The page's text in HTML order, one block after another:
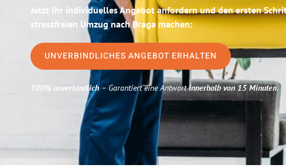
Jetzt Ihr individuelles Angebot anfordern und den ersten
stressfreien Umzug nach Braga machen:
UNVERBINDLICHES ANGEBOT ERHALTEN
100% unverbindlich– Garantiert eine Antwortinnerhalb von 15 Minuten.